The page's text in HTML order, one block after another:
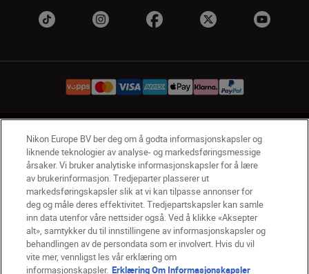
NO Nikon Sites
Kontakt oss Personvernerklæring
Bruksvilkår
Vilkår og betingelser for Nikon Store
Erklæring Om Informasjonskapsler
Tilgjengelighet
Innstillinger for informasjonskapsler
© 2026 Nikon
Nikon Europe BV ber deg om å godta informasjonskapsler og
liknende teknologier av analyse- og markedsføringsmessige
årsaker. Vi bruker analytiske informasjonskapsler for å lære
av brukerinformasjon. Tredjeparter plasserer ut
markedsføringskapsler slik at vi kan tilpasse annonser for
deg og måle deres effektivitet. Tredjepartskapsler kan samle
inn data utenfor våre nettsider også. Ved å klikke «Aksepter
alt», samtykker du til innstillingene av informasjonskapsler og
behandlingen av de persondata som er involvert. Hvis du vil
vite mer, vennligst les vår erklæring om
informasjonskapsler. Erklæring Om Informasjonskapsler